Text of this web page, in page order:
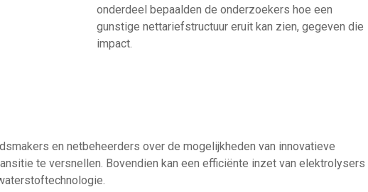
onderdeel bepaalden de onderzoekers hoe een
gunstige nettariefstructuur eruit kan zien, gegeven die
impact.
en netbeheerders over de mogelijkheden van innovatieve
te versnellen. Bovendien kan een efficiënte inzet van elektrolysers